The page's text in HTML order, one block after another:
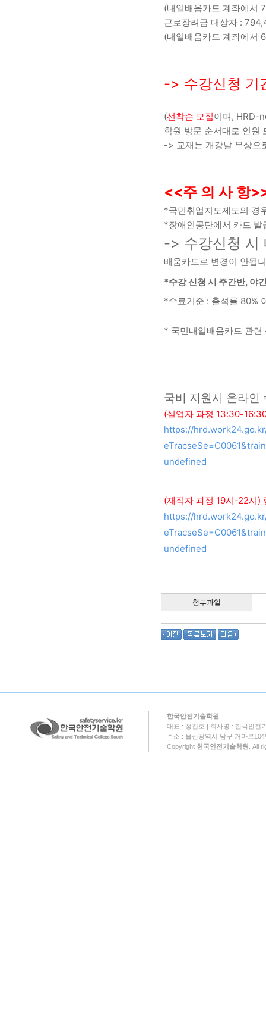
(내일배움카드 계좌에서
근로장려금 대상자 :
(내일배움카드 계좌에서
-> 수강신청 기
(선착순 모집이며, HRD-
학원 방문 순서대로 인원
-> 교재는 개강날 무상으
<<주 의 사 항
*국민취업지도제도의 경
*장애인공단에서 카드
-> 수강신청 시
배움카드로 변경이 안됩
*수강 신청 시 주간반, 야
*수료기준 : 출석률 80%
* 국민내일배움카드 관
국비 지원시 온라인
(실업자 과정 13:30-
https://
undefined
(재직자 과정 19시-22시)
https://
undefined
첨부파일
한국안전기술학원
대표 : 정진호 | 회사명 : 한국안전
주소 : 울산광역시 남구 거마로
Copyright 한국안전기술학원 . All